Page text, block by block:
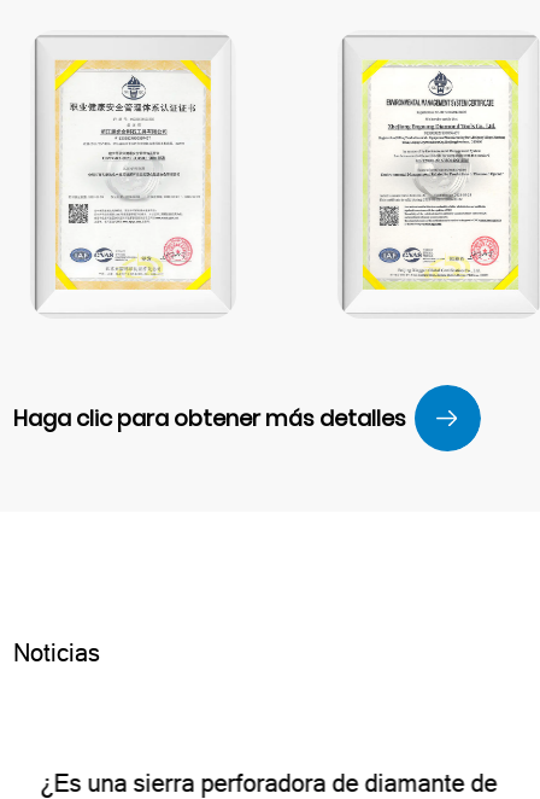
Haga clic para obtener más detalles
Noticias
¿Es una sierra perforadora de diamante de